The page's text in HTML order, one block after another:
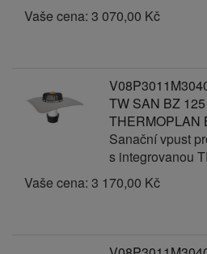
Vaše cena: 3 070,00 Kč
TW SAN BZ
THERMOPLAN
Sanační vpust
s integrovanou
Vaše cena: 3 170,00 Kč